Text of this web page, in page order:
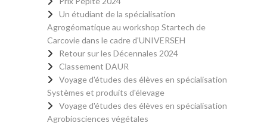
Un étudiant de la spécialisation
Agrogéomatique au workshop Startech de
Carcovie dans le cadre d'UNIVERSEH
Retour sur les Décennales 2024
Classement DAUR
Voyage d'études des élèves en spécialisation
Systèmes et produits d'élevage
Voyage d'études des élèves en spécialisation
Agrobiosciences végétales